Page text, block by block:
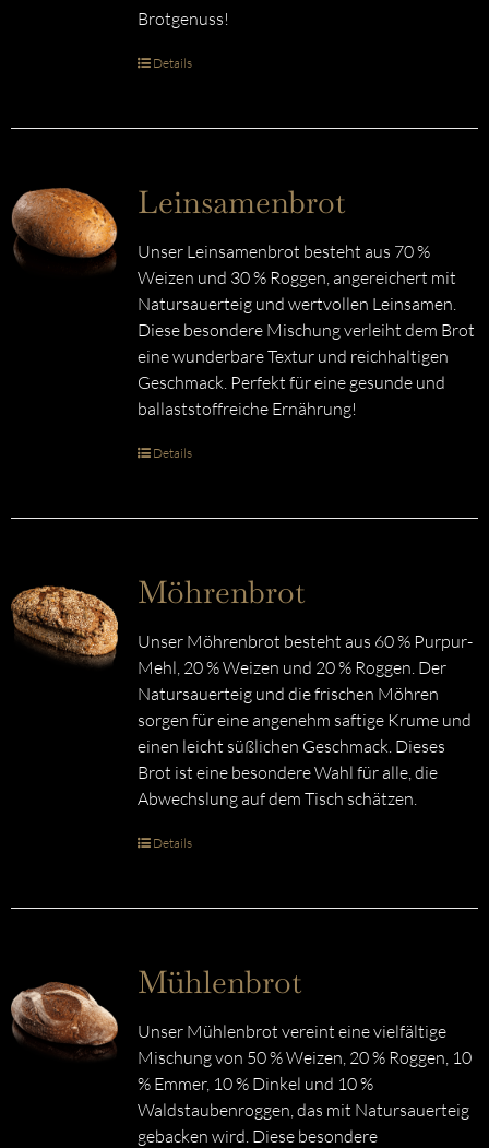
Brotgenuss!
Details
Leinsamenbrot
Unser Leinsamenbrot besteht aus 70 %
Weizen und 30 % Roggen, angereichert mit
Natursauerteig und wertvollen Leinsamen.
Diese besondere Mischung verleiht dem Brot
eine wunderbare Textur und reichhaltigen
Geschmack. Perfekt für eine gesunde und
ballaststoffreiche Ernährung!
Details
Möhrenbrot
Unser Möhrenbrot besteht aus 60 % Purpur-
Mehl, 20 % Weizen und 20 % Roggen. Der
Natursauerteig und die frischen Möhren
sorgen für eine angenehm saftige Krume und
einen leicht süßlichen Geschmack. Dieses
Brot ist eine besondere Wahl für alle, die
Abwechslung auf dem Tisch schätzen.
Details
Mühlenbrot
Unser Mühlenbrot vereint eine vielfältige
Mischung von 50 % Weizen, 20 % Roggen, 10
% Emmer, 10 % Dinkel und 10 %
Waldstaubenroggen, das mit Natursauerteig
gebacken wird. Diese besondere